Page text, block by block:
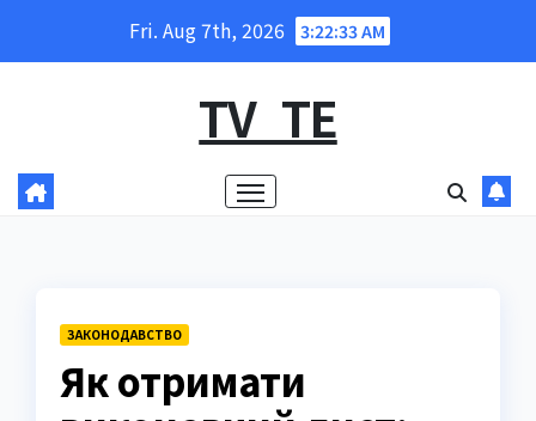
Fri. Aug 7th, 2026 3:22:34 AM
TV_TE
ЗАКОНОДАВСТВО
Як отримати